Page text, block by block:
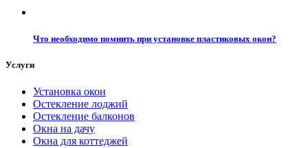
Что необходимо помнить при установке пластиковых окон?
Услуги
Установка окон
Остекление лоджий
Остекление балконов
Окна на дачу
Окна для коттеджей